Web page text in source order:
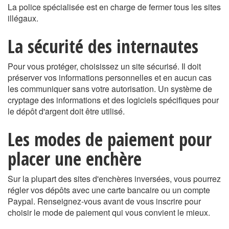
La police spécialisée est en charge de fermer tous les sites
illégaux.
La sécurité des internautes
Pour vous protéger, choisissez un site sécurisé. Il doit
préserver vos informations personnelles et en aucun cas
les communiquer sans votre autorisation. Un système de
cryptage des informations et des logiciels spécifiques pour
le dépôt d'argent doit être utilisé.
Les modes de paiement pour
placer une enchère
Sur la plupart des sites d'enchères inversées, vous pourrez
régler vos dépôts avec une carte bancaire ou un compte
Paypal. Renseignez-vous avant de vous inscrire pour
choisir le mode de paiement qui vous convient le mieux.